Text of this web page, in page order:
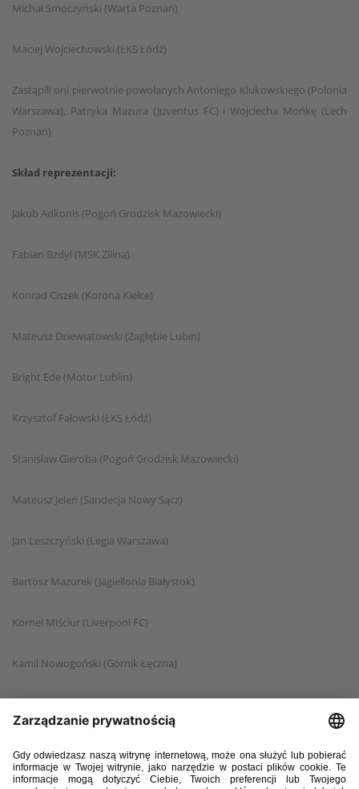
Michał Smoczyński (Warta Poznań)
Maciej Wojciechowski (ŁKS Łódź)
Zastąpili oni pierwotnie powołanych Antoniego Klukowskiego (Polonia
Warszawa), Patryka Mazura (Juventus FC) i Wojciecha Mońkę (Lech
Poznań)
Skład reprezentacji:
Jakub Adkonis (Pogoń Grodzisk Mazowiecki)
Fabian Bzdyl (MSK Zilina)
Konrad Ciszek (Korona Kielce)
Mateusz Dziewiatowski (Zagłębie Lubin)
Bright Ede (Motor Lublin)
Krzysztof Fałowski (ŁKS Łódź)
Stanisław Gieroba (Pogoń Grodzisk Mazowiecki)
Mateusz Jeleń (Sandecja Nowy Sącz)
Jan Leszczyński (Legia Warszawa)
Bartosz Mazurek (Jagiellonia Białystok)
Kornel Miściur (Liverpool FC)
Kamil Nowogoński (Górnik Łęczna)
Adrian Przyborek (S.S. Lazio)